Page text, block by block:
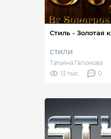
Стиль - Золотая
СТИЛИ
Татьяна Гапонова
13 тыс.
0